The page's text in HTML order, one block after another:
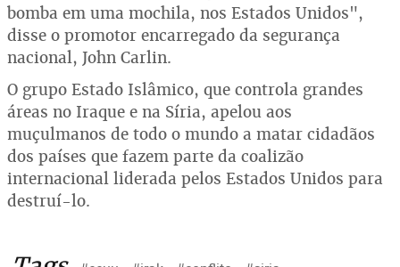
bomba em uma mochila, nos Estados Unidos",
disse o promotor encarregado da segurança
nacional, John Carlin.
O grupo Estado Islâmico, que controla grandes
áreas no Iraque e na Síria, apelou aos
muçulmanos de todo o mundo a matar cidadãos
dos países que fazem parte da coalizão
internacional liderada pelos Estados Unidos para
destruí-lo.